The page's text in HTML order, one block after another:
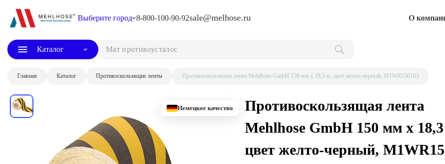
Выберите город 8-800-100-90-92sale@melhose.ru О
Каталог Мат противоусталостный
Главная Каталог Противоскользящие ленты Противоскользящая лента Mehlhose GmbH 150 мм х 18,3 м, цвет желто-черный, M1WR150183
Немецкое качество
Противоскользящая лента
Mehlhose GmbH 150 мм х
цвет желто-черный,